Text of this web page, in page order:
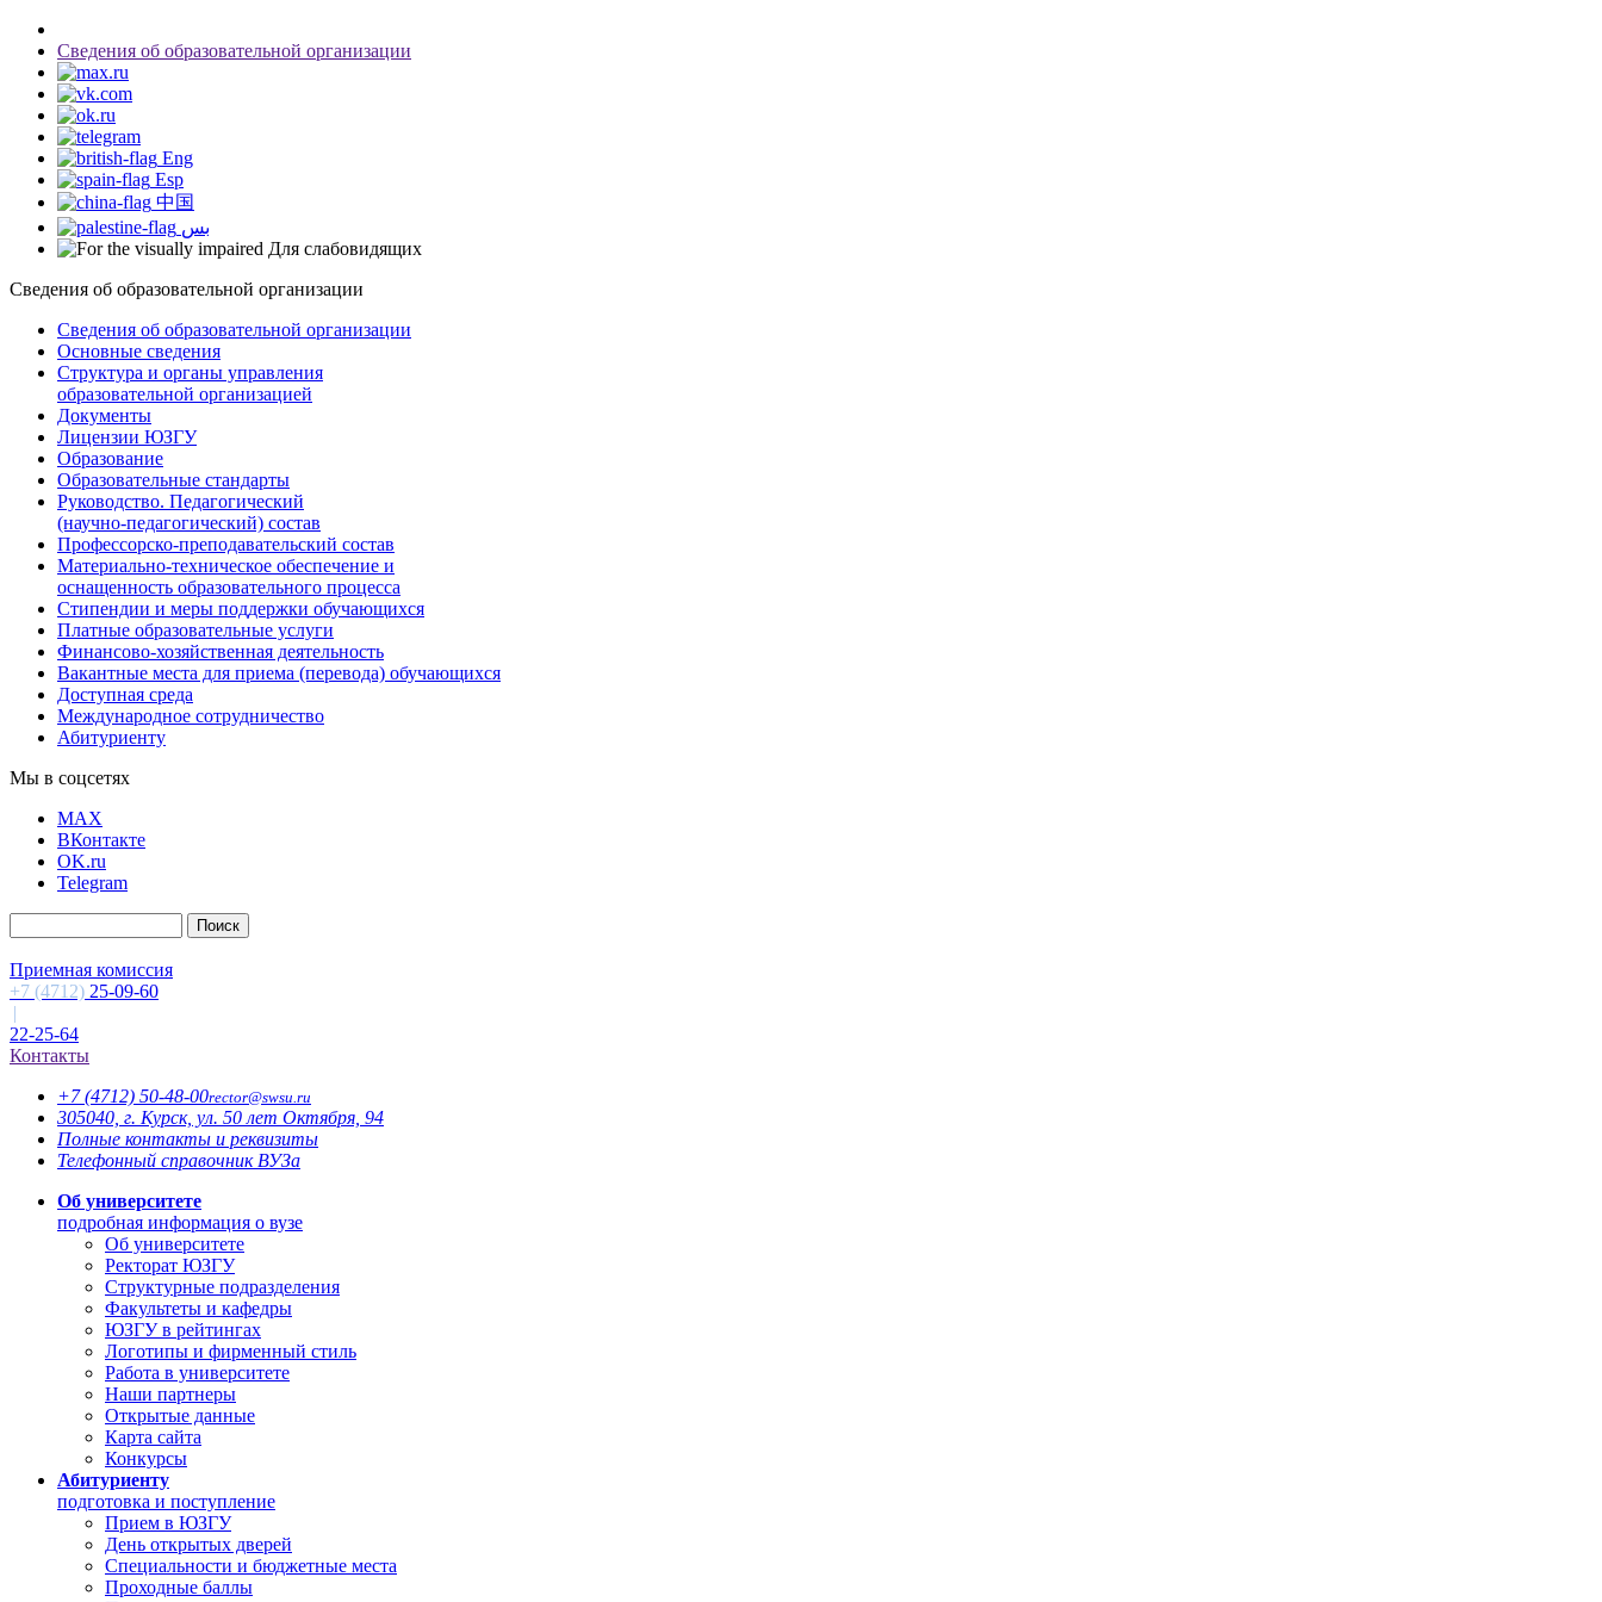
Сведения об образовательной организации
Eng
Esp
中国
بس
Для слабовидящих
Сведения об образовательной организации
Сведения об образовательной организации
Основные сведения
Структура и органы управления
образовательной организацией
Документы
Лицензии ЮЗГУ
Образование
Образовательные стандарты
Руководство. Педагогический
(научно-педагогический) состав
Профессорско-преподавательский состав
Материально-техническое обеспечение и
оснащенность образовательного процесса
Стипендии и меры поддержки обучающихся
Платные образовательные услуги
Финансово-хозяйственная деятельность
Вакантные места для приема (перевода) обучающихся
Доступная среда
Международное сотрудничество
Абитуриенту
Мы в соцсетях
MAX
ВКонтакте
OK.ru
Telegram
Приемная комиссия
+7 (4712) 25-09-60
|
22-25-64
Контакты
+7 (4712) 50-48-00rector@swsu.ru
305040, г. Курск, ул. 50 лет Октября, 94
Полные контакты и реквизиты
Телефонный справочник ВУЗа
Об университете
подробная информация о вузе
Об университете
Ректорат ЮЗГУ
Структурные подразделения
Факультеты и кафедры
ЮЗГУ в рейтингах
Логотипы и фирменный стиль
Работа в университете
Наши партнеры
Открытые данные
Карта сайта
Конкурсы
Абитуриенту
подготовка и поступление
Прием в ЮЗГУ
День открытых дверей
Специальности и бюджетные места
Проходные баллы